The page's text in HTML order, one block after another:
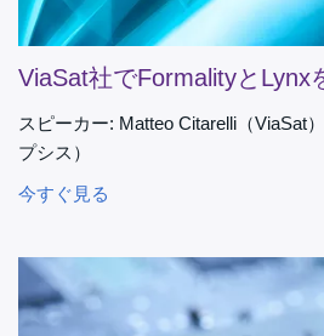
ViaSat社でFormalityとLynx
スピーカー: Matteo Citarelli（ViaSat
プシス）
今すぐ見る